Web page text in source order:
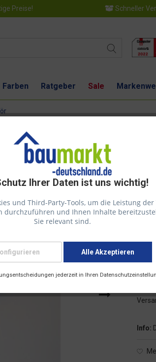
Preise! Schneller
Farben Ratgeber Sale
Ihrer Daten ist uns wichtig!
und Third-Party-Tools, um die Leistung der
durchzuführen und Ihnen Inhalte
Sie relevant sind.
Alle Akzeptieren
jederzeit in Ihren inkl.
Info: